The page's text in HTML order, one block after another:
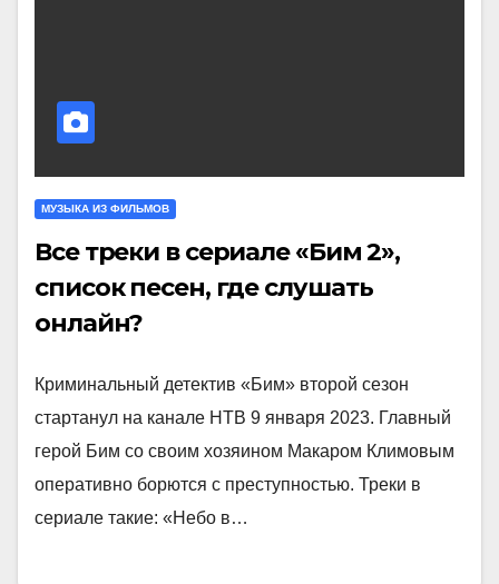
МУЗЫКА ИЗ ФИЛЬМОВ
Все треки в сериале «Бим 2»,
список песен, где слушать
онлайн?
Криминальный детектив «Бим» второй сезон
стартанул на канале НТВ 9 января 2023. Главный
герой Бим со своим хозяином Макаром Климовым
оперативно борются с преступностью. Треки в
сериале такие: «Небо в…